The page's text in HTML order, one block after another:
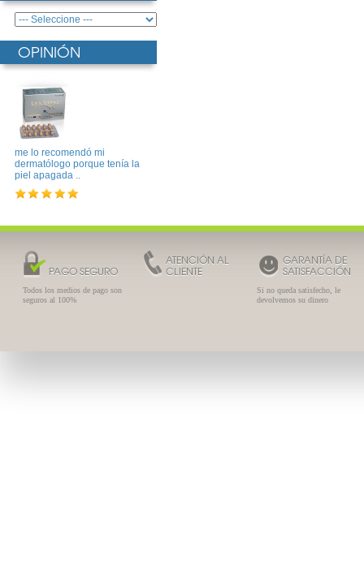
OPINIÓN
me lo recomendó mi
dermatólogo porque tenía la
piel apagada ..
PAGO SEGURO
Todos los medios de pago son
seguros al 100%
ATENCIÓN AL
CLIENTE
GARANTÍA DE
SATISFACCIÓN
Si no queda satisfecho, le
devolvemos su dinero